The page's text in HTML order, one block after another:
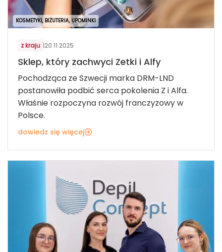
KOSMETYKI, BIŻUTERIA, UPOMINKI
z kraju |20.11.2025
Sklep, który zachwyci Zetki i Alfy
Pochodząca ze Szwecji marka DRM-LND
postanowiła podbić serca pokolenia Z i Alfa.
Właśnie rozpoczyna rozwój franczyzowy w
Polsce.
dowiedz się więcej